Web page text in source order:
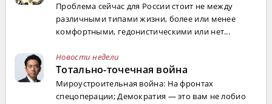
Проблема сейчас для России стоит не между
различными типами жизни, более или менее
комфортными, гедонистическими или нет...
Новости недели
Тотально-точечная война
Мироустроительная война: На фронтах
спецоперации; Демократия — это вам не лобио